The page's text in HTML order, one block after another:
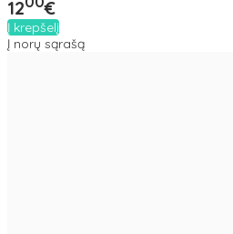
12 €
Į krepšelį
Į norų sąrašą